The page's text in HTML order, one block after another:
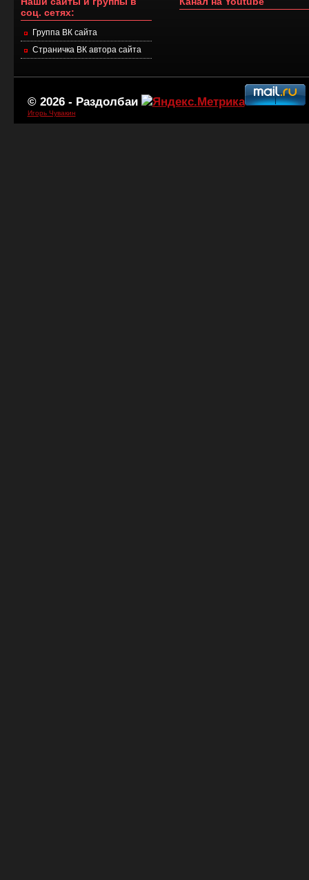
соц. сетях:
Группа ВК сайта
Страничка ВК автора сайта
© 2026 - Раздолбаи
Игорь Чувакин